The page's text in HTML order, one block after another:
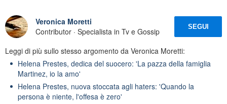
Veronica Moretti
Contributor · Specialista in Tv e Gossip
SEGUI
Leggi di più sullo stesso argomento da Veronica Moretti:
Helena Prestes, dedica del suocero: 'La pazza della famiglia
Martinez, io la amo'
Helena Prestes, nuova stoccata agli haters: 'Quando la
persona è niente, l'offesa è zero'